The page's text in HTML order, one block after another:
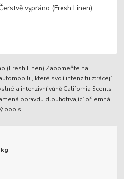
(Fresh Linen) Zapomeňte na
které svojí intenzitu ztrácejí
a intenzivní vůně California Scents
opravdu dlouhotrvající přijemná
popis
kg